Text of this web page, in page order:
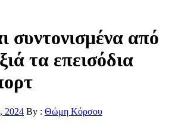
συντονισμένα από
τα επεισόδια
2024 By : Θώμη Κόρσου